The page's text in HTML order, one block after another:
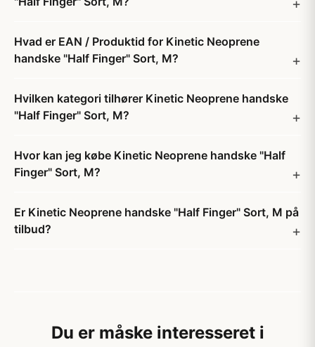
Hvad er EAN / Produktid for Kinetic Neoprene
handske "Half Finger" Sort, M?
Hvilken kategori tilhører Kinetic Neoprene handske
"Half Finger" Sort, M?
Hvor kan jeg købe Kinetic Neoprene handske "Half
Finger" Sort, M?
Er Kinetic Neoprene handske "Half Finger" Sort, M på
tilbud?
Du er måske interesseret i